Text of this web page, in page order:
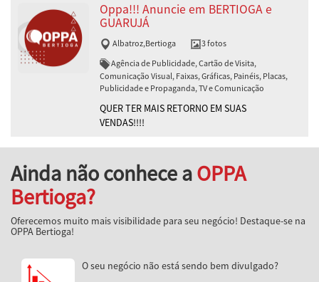
Oppa!!! Anuncie em BERTIOGA e
GUARUJÁ
Albatroz,Bertioga
3 fotos
Agência de Publicidade, Cartão de Visita,
Comunicação Visual, Faixas, Gráficas, Painéis, Placas,
Publicidade e Propaganda, TV e Comunicação
QUER TER MAIS RETORNO EM SUAS
VENDAS!!!!
Ainda não conhece aOPPA
Bertioga?
Oferecemos muito mais visibilidade para seu negócio! Destaque-se na
OPPA Bertioga!
O seu negócio não está sendo bem divulgado?